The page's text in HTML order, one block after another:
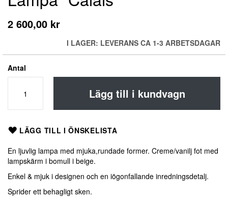
2 600,00 kr
I LAGER: LEVERANS CA 1-3 ARBETSDAGAR
Antal
Lägg till i kundvagn
LÄGG TILL I ÖNSKELISTA
En ljuvlig lampa med mjuka,rundade former. Creme/vanilj fot med
lampskärm i bomull i beige.
Enkel & mjuk i designen och en iögonfallande inredningsdetalj.
Sprider ett behagligt sken.
till
av